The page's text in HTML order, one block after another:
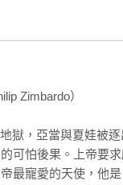
）（《路西法效
民教育與活動領導
人）
Zimbardo）
，亞當與夏娃被逐
可怕後果。上帝要
最寵愛的天使，他